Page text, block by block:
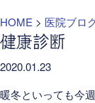
HOME > 医院ブロ
健康診断
2020.01.23
暖冬といっても今